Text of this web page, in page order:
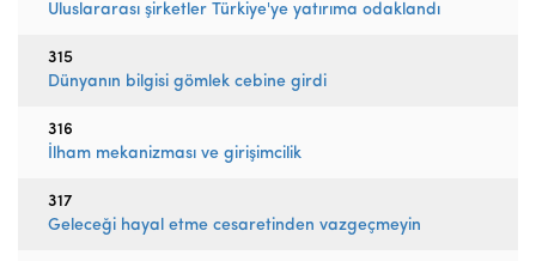
Uluslararası şirketler Türkiye'ye yatırıma odaklandı
315
Dünyanın bilgisi gömlek cebine girdi
316
İlham mekanizması ve girişimcilik
317
Geleceği hayal etme cesaretinden vazgeçmeyin